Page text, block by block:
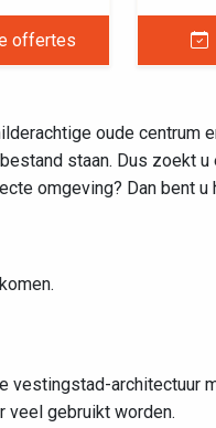
offertes
oude centrum
staan. Dus zoekt
omgeving? Dan bent
vestingstad-architectuur
veel gebruikt worden.